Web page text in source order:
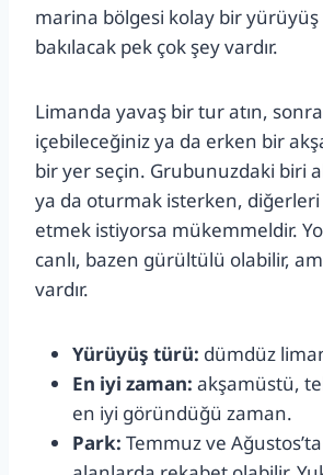
marina bölgesi kolay bir yürüyüş
bakılacak pek çok şey vardır.
Limanda yavaş bir tur atın,
içebileceğiniz ya da erken bir
bir yer seçin. Grubunuzdaki biri
ya da oturmak isterken,
etmek istiyorsa mükemmeldir.
canlı, bazen gürültülü olabilir,
vardır.
Yürüyüş türü: dümdüz
En iyi zaman: akşamüstü,
en iyi göründüğü zaman.
Park: Temmuz ve